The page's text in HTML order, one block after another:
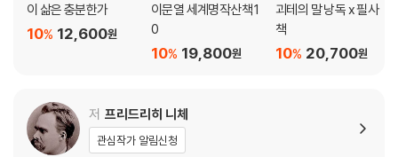
파란 나뭇잎 하나 / 하는 일 없이 / 오늘, 오늘만은 / 도시 / 3월 / 4월 / 7월
/ 잠 못 이루는 밤에 / 중병을 앓고 있을 때
봄밤 / 밤의 꽃 / 타향에서 / 세상을 등진 사람
게오르크 트라클
이 삶은 충분한가
12,600원
10%
이문열 세계명작산책 1
0
19,800원
10%
괴테의 말 낭독 x 필사
책
20,700원
10%
저 프리드리히 니체
관심작가 알림신청